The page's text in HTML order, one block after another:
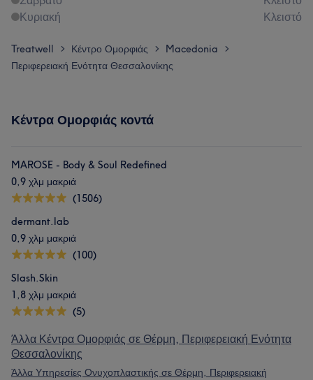
Κυριακή
Κλειστό
Treatwell > Κέντρο Ομορφιάς > Macedonia >
Περιφερειακή Ενότητα Θεσσαλονίκης
Κέντρα Ομορφιάς κοντά
MAROSE - Body & Soul Redefined
0,9 χλμ μακριά
(1506)
dermant.lab
0,9 χλμ μακριά
(100)
Slash.Skin
1,8 χλμ μακριά
(5)
Άλλα Κέντρα Ομορφιάς σε Θέρμη, Περιφερειακή Ενότητα
Θεσσαλονίκης
Άλλα Υπηρεσίες Ονυχοπλαστικής σε Θέρμη, Περιφερειακή